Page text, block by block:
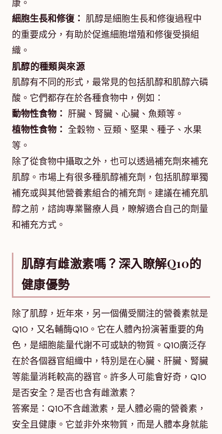
康。
細胞生長和修復： 肌醇是細胞生長和修復過程中
的重要成分，有助於促進細胞增殖和修復受損組
織。
肌醇的種類與來源
肌醇有不同的形式，最常見的包括肌醇和肌醇六磷
酸。它們都存在於各種食物中，例如：
動物性食物： 肝臟、腎臟、心臟、魚類等。
植物性食物： 全穀物、豆類、堅果、種子、水果
等。
除了從食物中攝取之外，也可以透過補充劑來補充
肌醇。市場上有很多種肌醇補充劑，包括肌醇單獨
補充或與其他營養素組合的補充劑。建議在補充肌
醇之前，諮詢專業醫療人員，瞭解適合自己的劑量
和補充方式。
肌醇有雌激素嗎？深入瞭解Q10的
健康優勢
除了肌醇，近年來，另一個備受關注的營養素就是
Q10，又名輔酶Q10。它在人體內扮演著重要的角
色，是細胞能量代謝不可或缺的物質。Q10廣泛存
在於各個器官組織中，特別是在心臟、肝臟、腎臟
等能量消耗較高的器官。許多人可能會好奇，Q10
是否安全？是否也含有雌激素？
答案是：Q10不含雌激素，是人體必需的營養素，
安全且健康。它並非外來物質，而是人體本身就能